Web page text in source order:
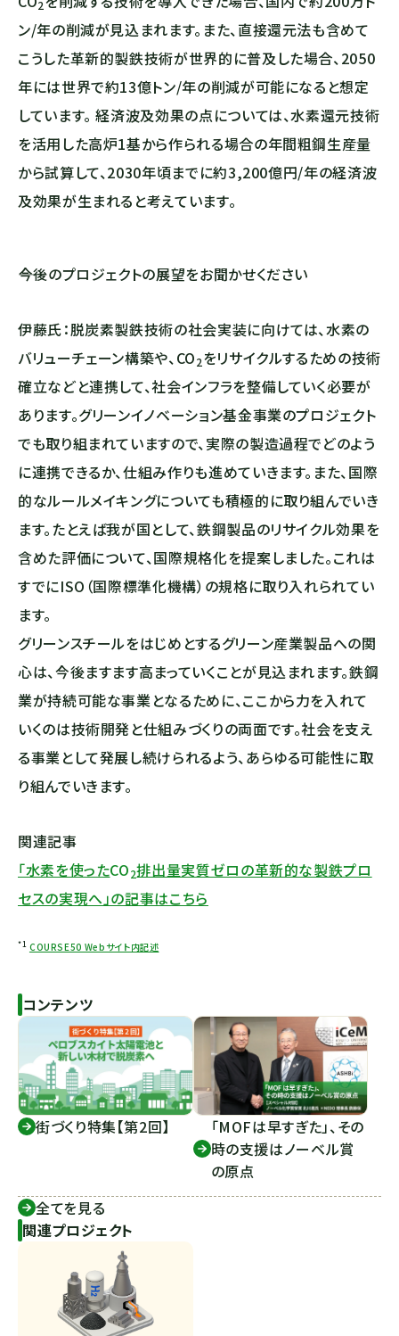
2
ン/年の削減が見込まれます。また、直接還元法も含めて
こうした革新的製鉄技術が世界的に普及した場合、2050
年には世界で約13億トン/年の削減が可能になると想定
しています。 経済波及効果の点については、水素還元技術
を活用した高炉1基から作られる場合の年間粗鋼生産量
から試算して、2030年頃までに約3,200億円/年の経済波
及効果が生まれると考えています。
――今後のプロジェクトの展望をお聞かせください
伊藤氏：脱炭素製鉄技術の社会実装に向けては、水素の
バリューチェーン構築や、CO2をリサイクルするための技術
確立などと連携して、社会インフラを整備していく必要が
あります。グリーンイノベーション基金事業のプロジェクト
でも取り組まれていますので、実際の製造過程でどのよう
に連携できるか、仕組み作りも進めていきます。また、国際
的なルールメイキングについても積極的に取り組んでいき
ます。たとえば我が国として、鉄鋼製品のリサイクル効果を
含めた評価について、国際規格化を提案しました。これは
すでにISO（国際標準化機構）の規格に取り入れられてい
ます。
グリーンスチールをはじめとするグリーン産業製品への関
心は、今後ますます高まっていくことが見込まれます。鉄鋼
業が持続可能な事業となるために、ここから力を入れて
いくのは技術開発と仕組みづくりの両面です。社会を支え
る事業として発展し続けられるよう、あらゆる可能性に取
り組んでいきます。
関連記事
「水素を使ったCO2排出量実質ゼロの革新的な製鉄プロ
セスの実現へ」の記事はこちら
*1 COURSE50 Webサイト内記述
コンテンツ
街づくり特集【第2回】
「MOFは早すぎた」、その
時の支援はノーベル賞
の原点
全てを見る
関連プロジェクト